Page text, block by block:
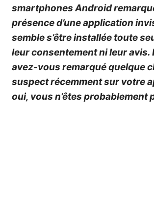
smartphones Android
présence d’une application
semble s’être installée toute
leur consentement ni leur avis.
avez-vous remarqué quelque
suspect récemment sur votre
oui, vous n’êtes probablement